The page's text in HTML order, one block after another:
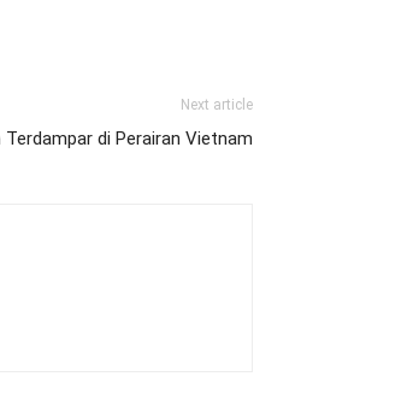
Next article
Terdampar di Perairan Vietnam